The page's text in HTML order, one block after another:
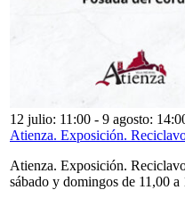
12 julio: 11:00 - 9 agosto:
Atienza. Exposición.
Atienza. Exposición.
sábado y domingos de 11,00